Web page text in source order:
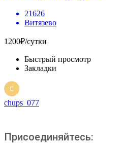
21626
Витязево
1200₽/сутки
Быстрый просмотр
Закладки
chups_077
Присоединяйтесь: